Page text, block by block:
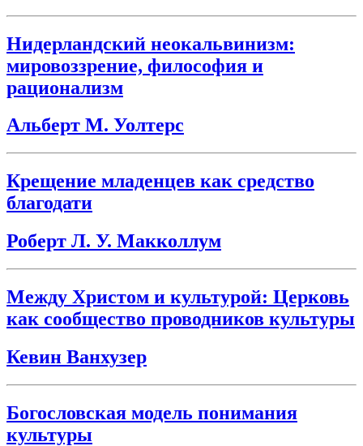
Нидерландский неокальвинизм:
мировоззрение, философия и
рационализм
Альберт М. Уолтерс
Крещение младенцев как средство
благодати
Роберт Л. У. Макколлум
Между Христом и культурой: Церковь
как сообщество проводников культуры
Кевин Ванхузер
Богословская модель понимания
культуры